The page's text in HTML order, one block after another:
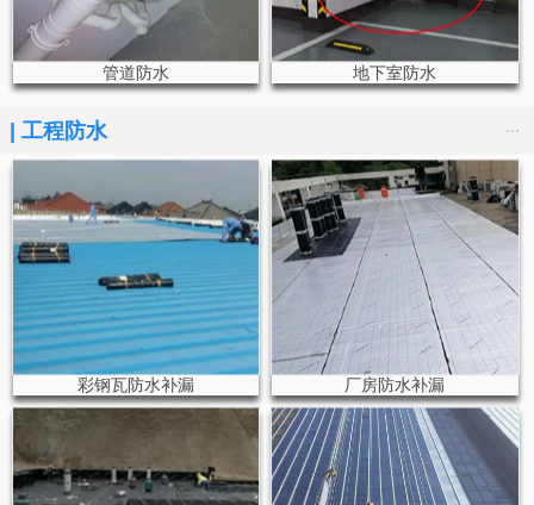
管道防水 地下室防水
...
| 工程防水
彩钢瓦防水补漏 厂房防水补漏